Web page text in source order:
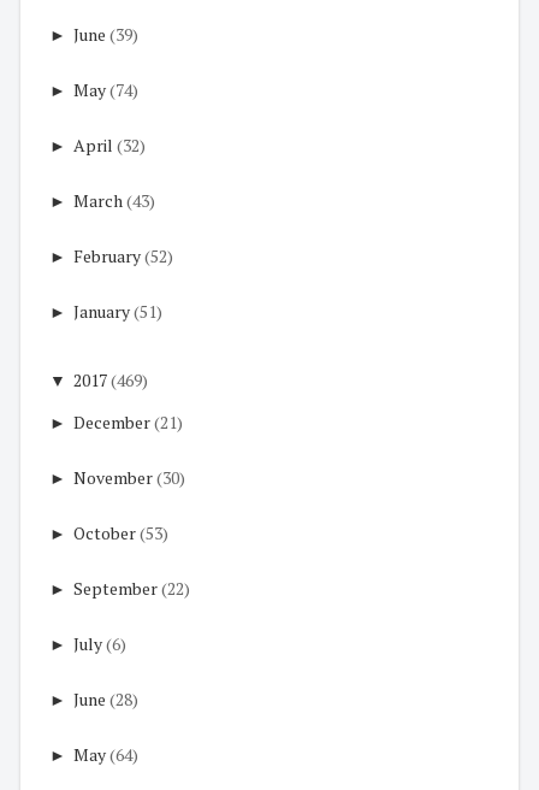
► June (39)
► May(74)
► April (32)
► March(43)
► February(52)
► January(51)
▼ 2017(469)
► December(21)
► November(30)
► October(53)
► September(22)
► July(6)
► June (28)
► May(64)